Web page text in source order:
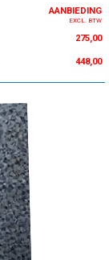
AANBIEDING
EXCL. BTW
275,00
448,00